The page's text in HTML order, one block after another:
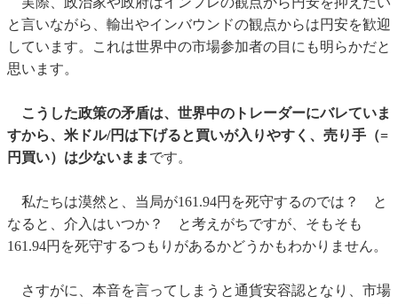
と言いながら、輸出やインバウンドの観点からは円安を歓迎
しています。これは世界中の市場参加者の目にも明らかだと
思います。
こうした政策の矛盾は、世界中のトレーダーにバレていま
すから、米ドル/円は下げると買いが入りやすく、売り手（=
円買い）は少ないまま です。
私たちは漠然と、当局が161.94円を死守するのでは？ と
なると、介入はいつか？ と考えがちですが、そもそも
161.94円を死守するつもりがあるかどうかもわかりません。
さすがに、本音を言ってしまうと通貨安容認となり、市場